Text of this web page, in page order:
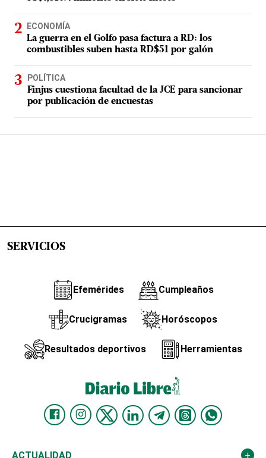
ECONOMÍA
La guerra en el Golfo pasa factura a RD: los
combustibles suben hasta RD$51 por galón
POLÍTICA
Finjus cuestiona facultad de la JCE para sancionar
por publicación de encuestas
SERVICIOS
Efemérides Cumpleaños
Crucigramas Horóscopos
Resultados deportivos Herramientas
ACTUALIDAD